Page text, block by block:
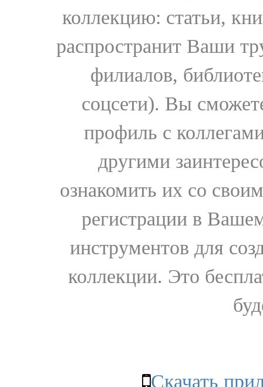
коллекцию: статьи,
распространит Ваши
филиалов,
соцсети). Вы
профиль с
другими
ознакомить их со
регистрации в
инструментов для
коллекции. Это
Скачать